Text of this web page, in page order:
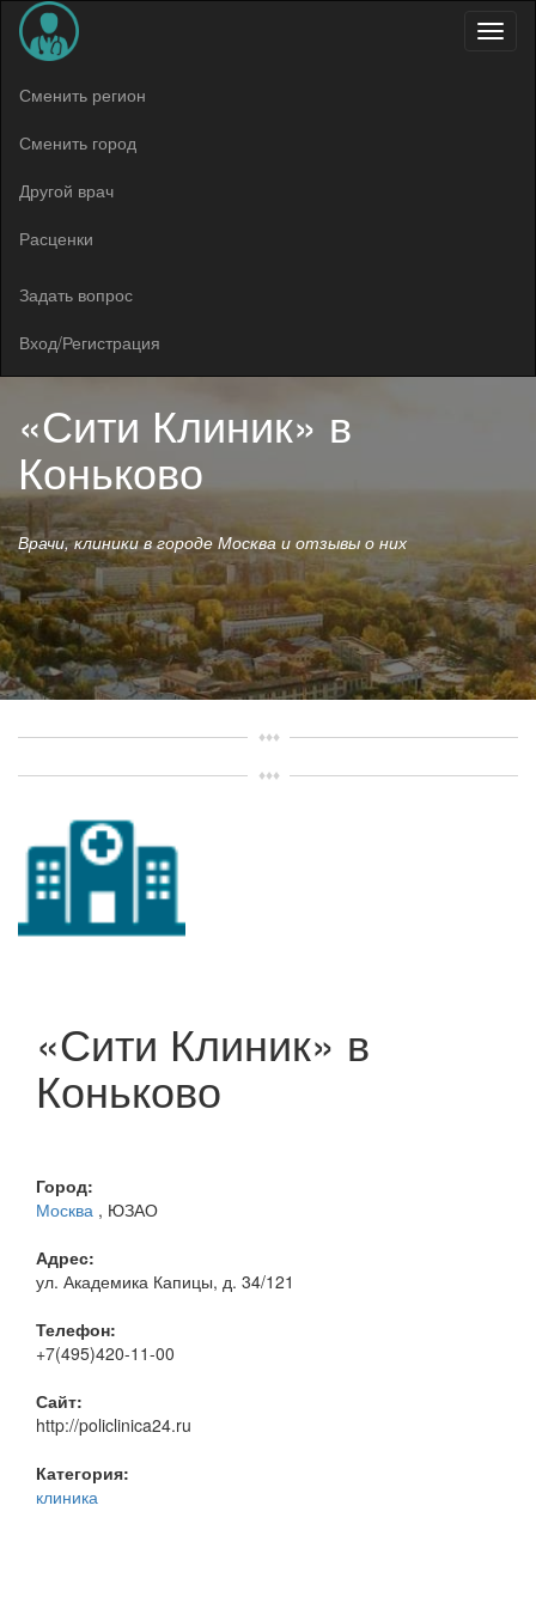
Меню
Сменить регион
Сменить город
Другой врач
Расценки
Задать вопрос
Вход/Регистрация
«Сити Клиник» в
Коньково
Врачи, клиники в городе Москва и отзывы о них
«Сити Клиник» в
Коньково
Город:
Москва , ЮЗАО
Адрес:
ул. Академика Капицы, д. 34/121
Телефон:
+7(495)420-11-00
Сайт:
http://policlinica24.ru
Категория:
клиника